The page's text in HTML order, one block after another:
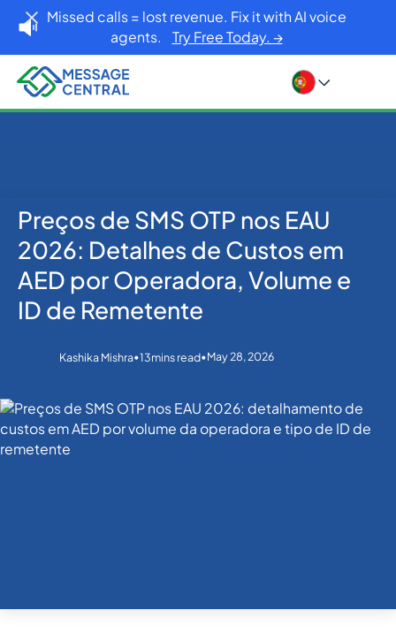
Missed calls = lost revenue. Fix it with AI voice
agents. Try Free Today. →
Home Blog
OTP SMS Verification
Preços de SMS OTP nos EAU 2026: Detalhes de
Custos em AED por Operadora, Volume e ID de
Remetente
Preços de SMS OTP nos EAU
2026: Detalhes de Custos em
AED por Operadora, Volume e
ID de Remetente
Kashika Mishra•13mins read•May 28, 2026